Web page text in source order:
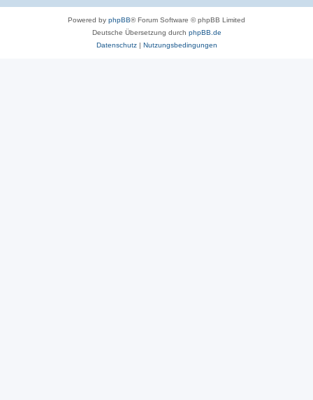
Powered by phpBB® Forum Software © phpBB Limited
Deutsche Übersetzung durch phpBB.de
Datenschutz| Nutzungsbedingungen